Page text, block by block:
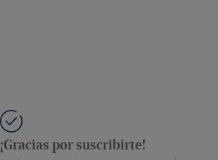
¡Gracias por suscribirte!